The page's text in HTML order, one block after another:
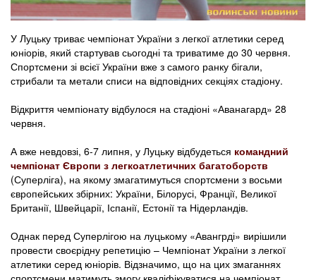
У Луцьку триває чемпіонат України з легкої атлетики серед
юніорів, який стартував сьогодні та триватиме до 30 червня.
Спортсмени зі всієї України вже з самого ранку бігали,
стрибали та метали списи на відповідних секціях стадіону.
Відкриття чемпіонату відбулося на стадіоні «Аванагард» 28
червня.
А вже невдовзі, 6-7 липня, у Луцьку відбудеться командний
чемпіонат Європи з легкоатлетичних багатоборств
(Суперліга), на якому змагатимуться спортсмени з восьми
європейських збірних: України, Білорусі, Франції, Великої
Британії, Швейцарії, Іспанії, Естонії та Нідерландів.
Однак перед Суперлігою на луцькому «Авангрді» вирішили
провести своєрідну репетицію – Чемпіонат України з легкої
атлетики серед юніорів. Відзначимо, що на цих змаганнях